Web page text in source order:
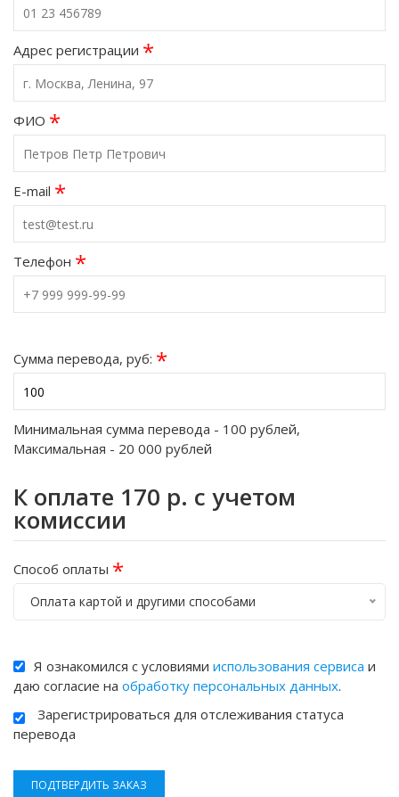
Адрес регистрации *
ФИО *
E-mail *
Телефон *
Сумма перевода, руб: *
Минимальная сумма перевода - 100 рублей,
Максимальная - 20 000 рублей
К оплате 170 р. с учетом
комиссии
Способ оплаты *
Оплата картой и другими способами
Я ознакомился с условиями использования сервиса и
даю согласие на обработку персональных данных.
Зарегистрироваться для отслеживания статуса
перевода
ПОДТВЕРДИТЬ ЗАКАЗ